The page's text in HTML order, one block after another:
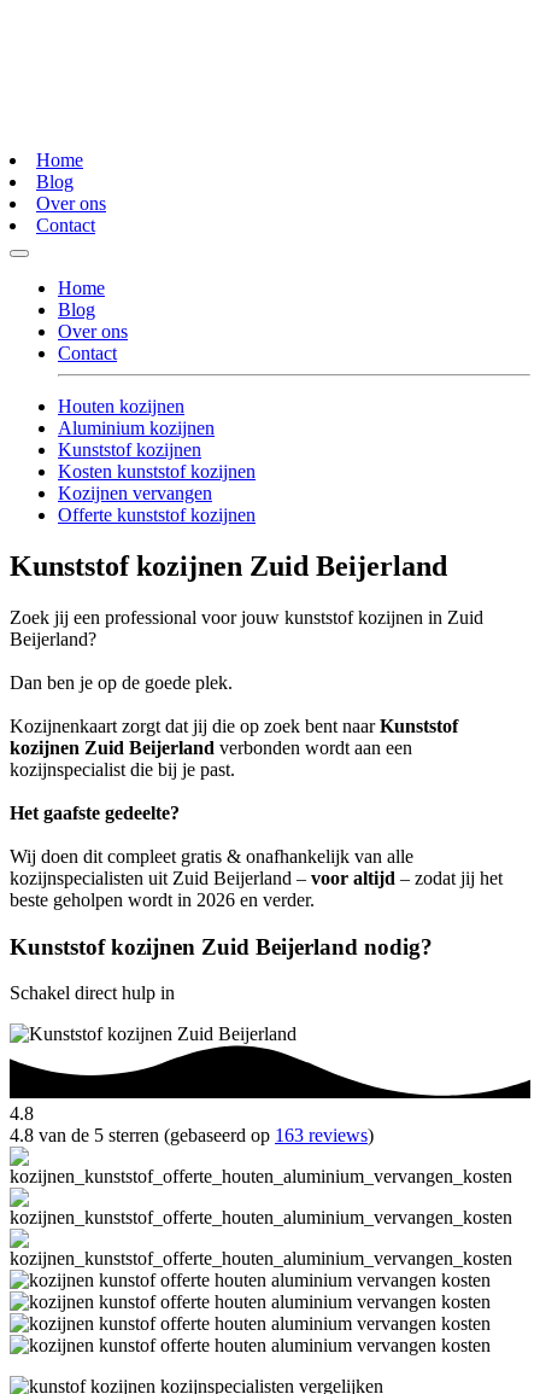
Home
Blog
Over ons
Contact
Home
Blog
Over ons
Contact
Houten kozijnen
Aluminium kozijnen
Kunststof kozijnen
Kosten kunststof kozijnen
Kozijnen vervangen
Offerte kunststof kozijnen
Kunststof kozijnen Zuid Beijerland
Zoek jij een professional voor jouw kunststof kozijnen in Zuid
Beijerland?
Dan ben je op de goede plek.
Kozijnenkaart zorgt dat jij die op zoek bent naarKunststof
kozijnen Zuid Beijerland verbonden wordt aan een
kozijnspecialist die bij je past.
Het gaafste gedeelte?
Wij doen dit compleet gratis & onafhankelijk van alle
kozijnspecialisten uit Zuid Beijerland – voor altijd – zodat jij het
beste geholpen wordt in 2026 en verder.
Kunststof kozijnen Zuid Beijerland nodig?
Schakel direct hulp in
4.8
4.8 van de 5 sterren (gebaseerd op 163 reviews)